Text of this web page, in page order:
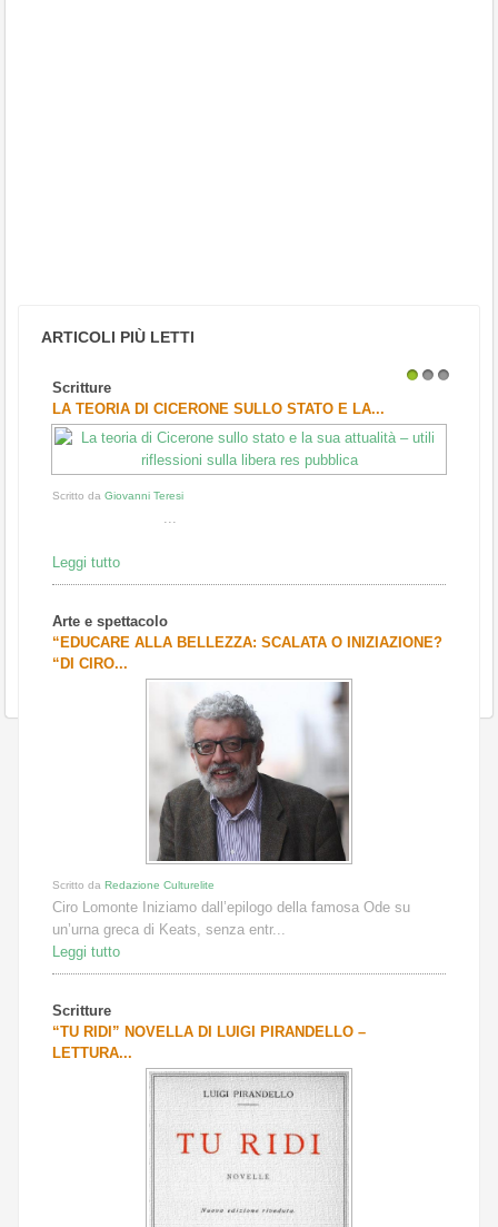
ARTICOLI PIÙ LETTI
Scritture
LA TEORIA DI CICERONE SULLO STATO E LA...
Scritto da Giovanni Teresi
...
Leggi tutto
Arte e spettacolo
“EDUCARE ALLA BELLEZZA: SCALATA O INIZIAZIONE?
“DI CIRO...
Scritto da Redazione Culturelite
Ciro Lomonte Iniziamo dall’epilogo della famosa Ode su
un’urna greca di Keats, senza entr...
Leggi tutto
Scritture
“TU RIDI” NOVELLA DI LUIGI PIRANDELLO –
LETTURA...